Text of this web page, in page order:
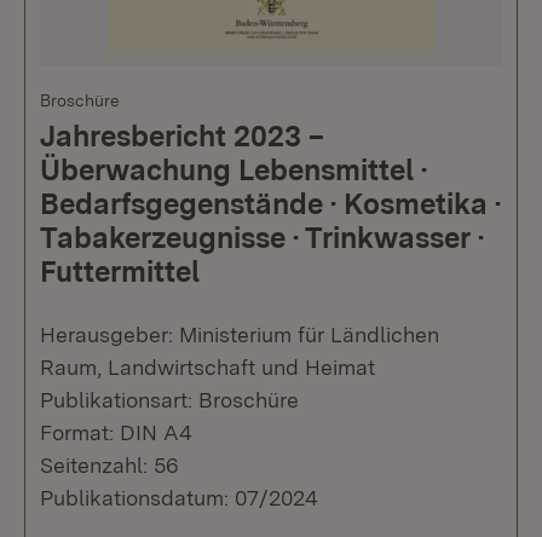
Broschüre
Jahresbericht 2023 –
Überwachung Lebensmittel ·
Bedarfsgegenstände · Kosmetika ·
Tabakerzeugnisse · Trinkwasser ·
Futtermittel
Herausgeber: Ministerium für Ländlichen
Raum, Landwirtschaft und Heimat
Publikationsart: Broschüre
Format: DIN A4
Seitenzahl: 56
Publikationsdatum: 07/2024